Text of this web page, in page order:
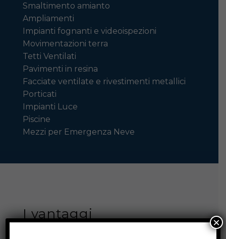
Smaltimento amianto
Ampliamenti
Impianti fognanti e videoispezioni
Movimentazioni terra
Tetti Ventilati
Pavimenti in resina
Facciate ventilate e rivestimenti metallici
Porticati
Impianti Luce
Piscine
Mezzi per Emergenza Neve
I vantaggi
×